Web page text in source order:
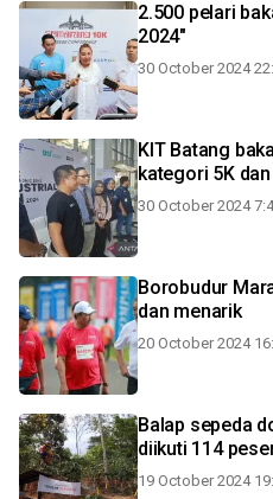
2.500 pelari bakal
2024"
30 October 2024
KIT Batang
kategori 5K
30 October 2024
Borobudur
dan menarik
20 October 2024
Balap sepeda
diikuti 114
19 October 2024